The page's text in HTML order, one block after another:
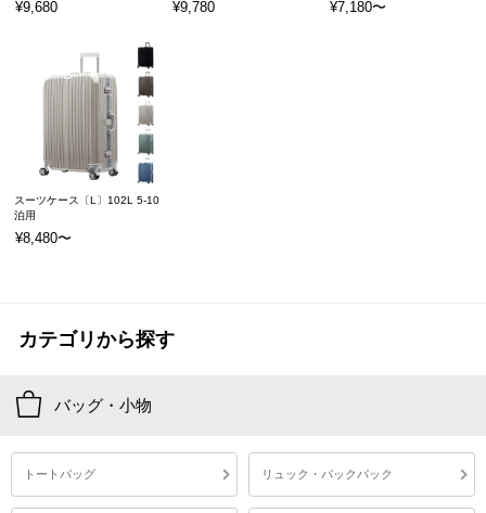
¥9,680 ¥9,780 ¥7,180〜
スーツケース〔L〕102L 5-10
泊用
¥8,480〜
カテゴリから探す
バッグ・小物
トートバッグ リュック・バックパック